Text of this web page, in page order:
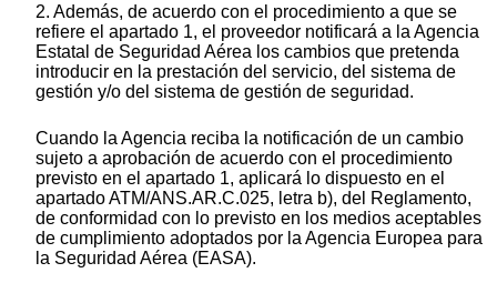
2. Además, de acuerdo con el procedimiento a que se
refiere el apartado 1, el proveedor notificará a la Agencia
Estatal de Seguridad Aérea los cambios que pretenda
introducir en la prestación del servicio, del sistema de
gestión y/o del sistema de gestión de seguridad.
Cuando la Agencia reciba la notificación de un cambio
sujeto a aprobación de acuerdo con el procedimiento
previsto en el apartado 1, aplicará lo dispuesto en el
apartado ATM/ANS.AR.C.025, letra b), del Reglamento,
de conformidad con lo previsto en los medios aceptables
de cumplimiento adoptados por la Agencia Europea para
la Seguridad Aérea (EASA).